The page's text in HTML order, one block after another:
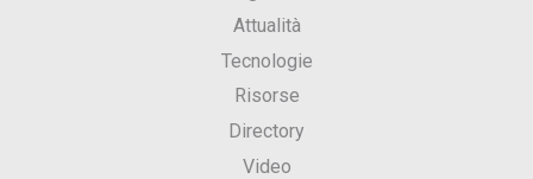
Attualità
Tecnologie
Risorse
Directory
Video